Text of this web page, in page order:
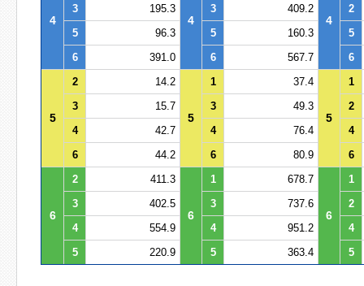
4 4 4
3
195.3 3 409.2
2
5
96.3 5 160.3
5
6
391.0 6 567.7 6
5
2 14.2
5
1 37.4
5
1
3
15.7 3 49.3
2
4
42.7 4 76.4
4
6
44.2 6 80.9 6
6
2 411.3
6
1 678.7
6
1
3
402.5 3 737.6
2
4
554.9 4 951.2
4
5
220.9 5 363.4 5